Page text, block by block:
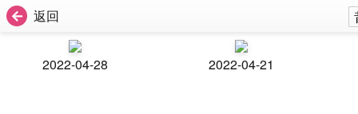
返回
2022-04-28 2022-04-21